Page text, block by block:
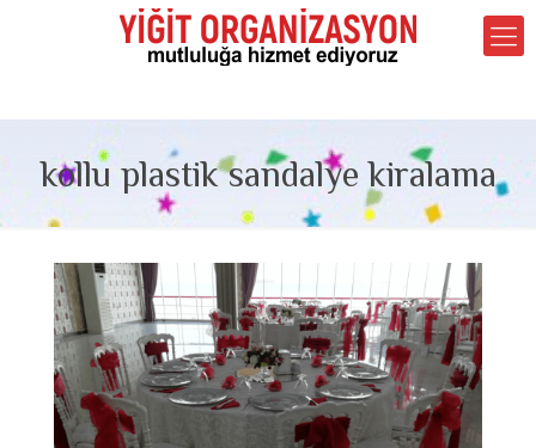
kollu plastik sandalye kiralama